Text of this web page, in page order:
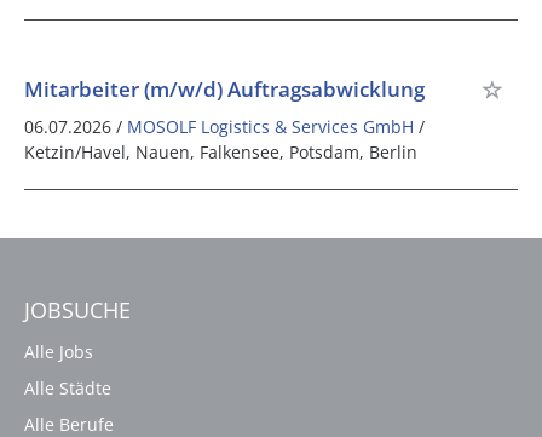
Mitarbeiter (m/w/d) Auftragsabwicklung
06.07.2026 / MOSOLF Logistics & Services GmbH /
Ketzin/Havel, Nauen, Falkensee, Potsdam, Berlin
JOBSUCHE
Alle Jobs
Alle Städte
Alle Berufe